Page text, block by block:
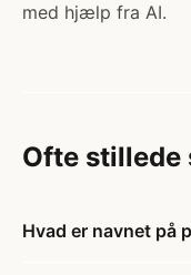
med hjælp fra AI.
Ofte stillede
Hvad er navnet på